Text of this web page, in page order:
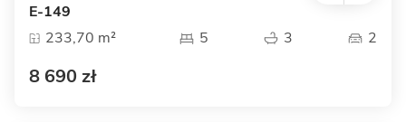
E-149
233,70 m²
5 3 2
8 690 zł